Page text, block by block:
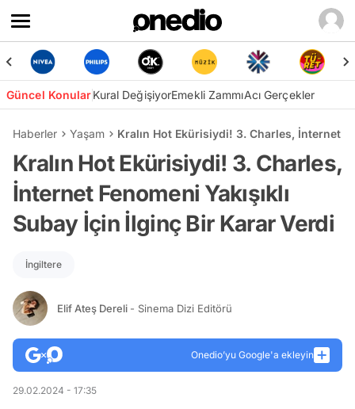
Güncel KonularKural DeğişiyorEmekli ZammıAcı Gerçekler
Haberler Yaşam Kralın Hot Ekürisiydi! 3. Charles, İnternet
Kralın Hot Ekürisiydi! 3. Charles,
İnternet Fenomeni Yakışıklı
Subay İçin İlginç Bir Karar Verdi
İngiltere
Elif Ateş Dereli - Sinema Dizi Editörü
Onedio’yu Google'a ekleyin
29.02.2024 - 17:35